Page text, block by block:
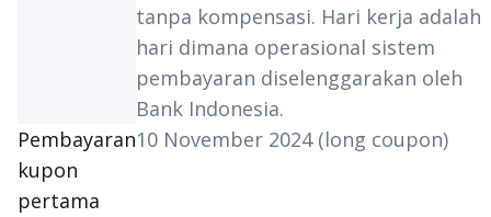
tanpa kompensasi. Hari kerja adalah
hari dimana operasional sistem
pembayaran diselenggarakan oleh
Bank Indonesia.
Pembayaran
kupon
pertama
10 November 2024 (long coupon)